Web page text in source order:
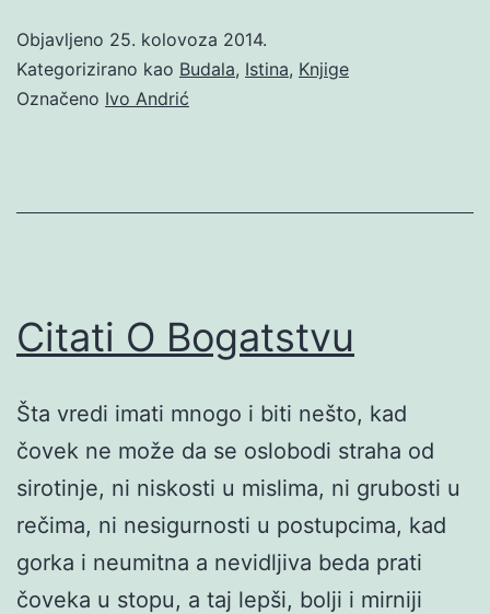
Objavljeno 25. kolovoza 2014.
Kategorizirano kao Budala, Istina, Knjige
Označeno Ivo Andrić
Citati O Bogatstvu
Šta vredi imati mnogo i biti nešto, kad
čovek ne može da se oslobodi straha od
sirotinje, ni niskosti u mislima, ni grubosti u
rečima, ni nesigurnosti u postupcima, kad
gorka i neumitna a nevidljiva beda prati
čoveka u stopu, a taj lepši, bolji i mirniji